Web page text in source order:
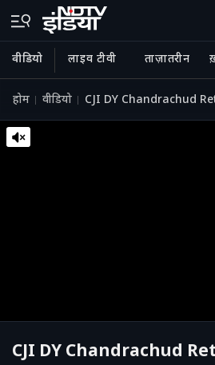
वीडियो लाइव टीवी ताज़ातरीन
होम वीडियो CJI DY Chandrachud
CJI DY Chandrachud